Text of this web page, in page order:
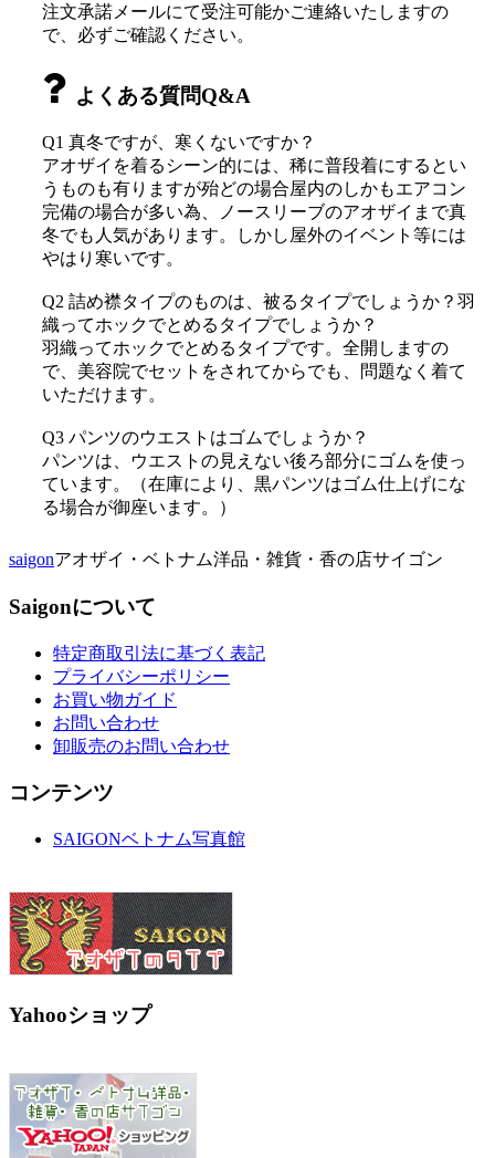
注文承諾メールにて受注可能かご連絡いたしますの
で、必ずご確認ください。
よくある質問Q&A
Q1 真冬ですが、寒くないですか？
アオザイを着るシーン的には、稀に普段着にするとい
うものも有りますが殆どの場合屋内のしかもエアコン
完備の場合が多い為、ノースリーブのアオザイまで真
冬でも人気があります。しかし屋外のイベント等には
やはり寒いです。
Q2 詰め襟タイプのものは、被るタイプでしょうか？羽
織ってホックでとめるタイプでしょうか？
羽織ってホックでとめるタイプです。全開しますの
で、美容院でセットをされてからでも、問題なく着て
いただけます。
Q3 パンツのウエストはゴムでしょうか？
パンツは、ウエストの見えない後ろ部分にゴムを使っ
ています。（在庫により、黒パンツはゴム仕上げにな
る場合が御座います。）
saigonアオザイ・ベトナム洋品・雑貨・香の店サイゴン
Saigonについて
特定商取引法に基づく表記
プライバシーポリシー
お買い物ガイド
お問い合わせ
卸販売のお問い合わせ
コンテンツ
SAIGONベトナム写真館
Yahooショップ